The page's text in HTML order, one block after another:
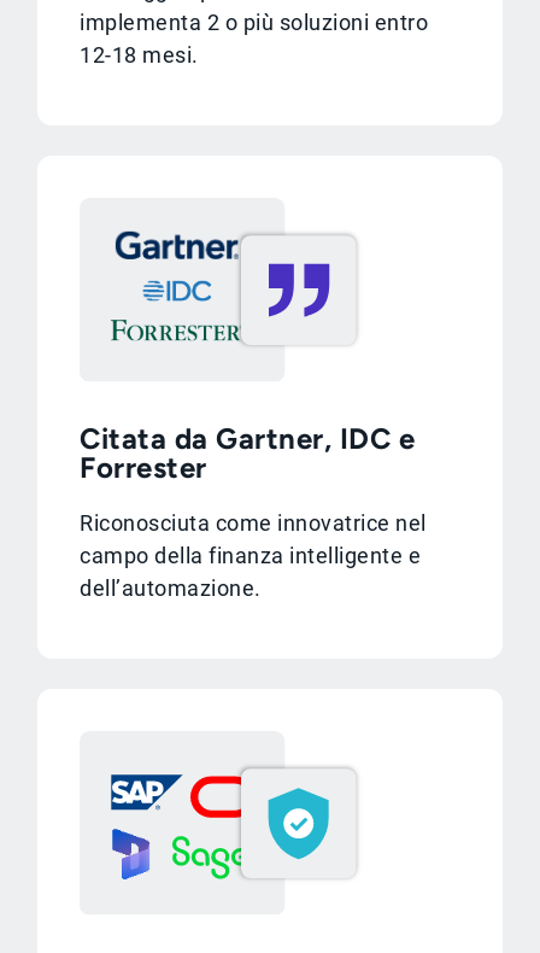
implementa 2 o più soluzioni entro
12-18 mesi.
Citata da Gartner, IDC e
Forrester
Riconosciuta come innovatrice nel
campo della finanza intelligente e
dell’automazione.